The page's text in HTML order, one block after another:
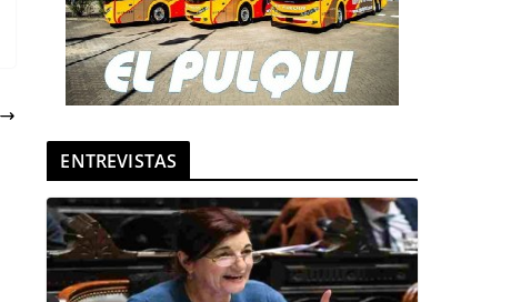
ENTREVISTAS